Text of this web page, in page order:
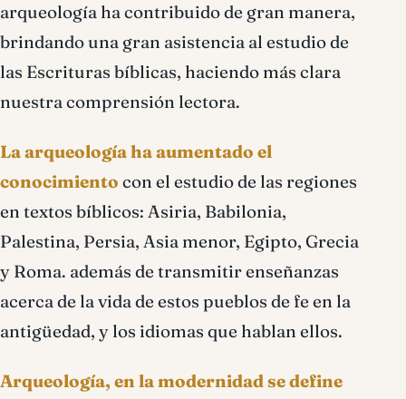
arqueología ha contribuido de gran manera,
brindando una gran asistencia al estudio de
las Escrituras bíblicas, haciendo más clara
nuestra comprensión lectora.
La arqueología ha aumentado el
conocimiento con el estudio de las regiones
en textos bíblicos: Asiria, Babilonia,
Palestina, Persia, Asia menor, Egipto, Grecia
y Roma. además de transmitir enseñanzas
acerca de la vida de estos pueblos de fe en la
antigüedad, y los idiomas que hablan ellos.
Arqueología, en la modernidad se define